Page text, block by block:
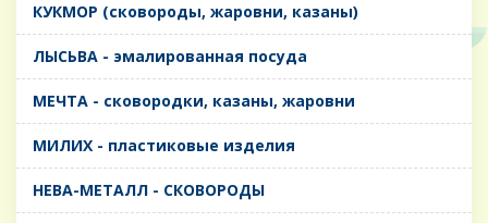
КУКМОР (сковороды, жаровни, казаны)
ЛЫСЬВА - эмалированная посуда
МЕЧТА - сковородки, казаны, жаровни
МИЛИХ - пластиковые изделия
НЕВА-МЕТАЛЛ - СКОВОРОДЫ